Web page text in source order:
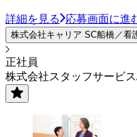
詳細を見る 応募画面に進
株式会社キャリア SC船橋／看
正社員
株式会社スタッフサービス